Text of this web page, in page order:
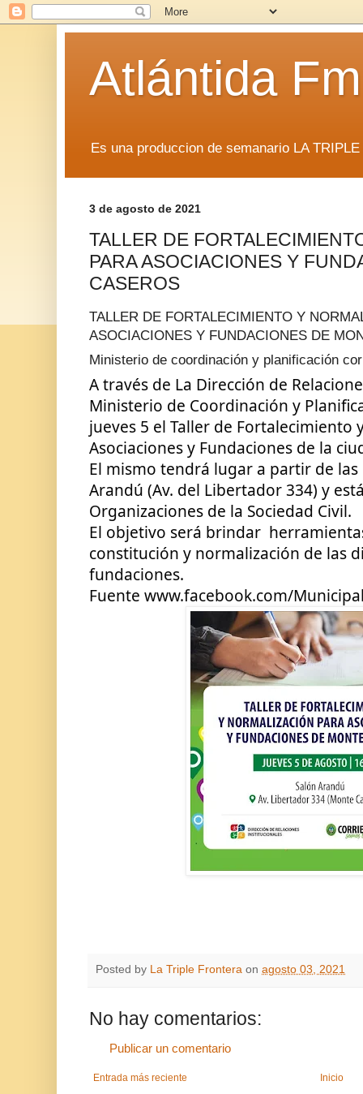
Atlántida
Es una produccion de semanario LA
3 de agosto de 2021
TALLER DE
PARA ASOCIACIONES Y
CASEROS
TALLER DE FORTALECIMIENTO Y
ASOCIACIONES Y FUNDACIONES DE
Ministerio de coordinación y planificación
A través de La Dirección de
Ministerio de Coordinación y
jueves 5 el Taller de Fortalecimiento
Asociaciones y Fundaciones de la
El mismo tendrá lugar a partir de las
Arandú (Av. del Libertador 334) y
Organizaciones de la Sociedad Civil.
El objetivo será brindar
constitución y normalización de las
fundaciones.
Fuente www.facebook.com/
Posted by La Triple Frontera on agosto 03, 2021
No hay comentarios:
Publicar un comentario
Entrada más reciente Inicio